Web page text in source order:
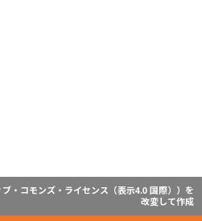
・コモンズ・ライセンス（表示4.0 国際） ）を
改変して作成